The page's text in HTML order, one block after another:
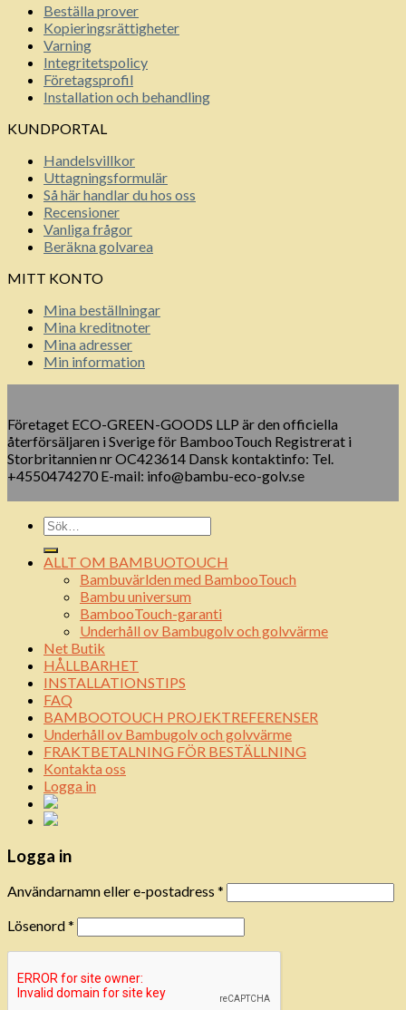
Beställa prover
Kopieringsrättigheter
Varning
Integritetspolicy
Företagsprofil
Installation och behandling
KUNDPORTAL
Handelsvillkor
Uttagningsformulär
Så här handlar du hos oss
Recensioner
Vanliga frågor
Beräkna golvarea
MITT KONTO
Mina beställningar
Mina kreditnoter
Mina adresser
Min information
Företaget ECO-GREEN-GOODS LLP är den officiella
återförsäljaren i Sverige för BambooTouch Registrerat i
Storbritannien nr OC423614 Dansk kontaktinfo: Tel.
+4550474270 E-mail: info@bambu-eco-golv.se
ALLT OM BAMBUOTOUCH
Bambuvärlden med BambooTouch
Bambu universum
BambooTouch-garanti
Underhåll ov Bambugolv och golvvärme
Net Butik
HÅLLBARHET
INSTALLATIONSTIPS
FAQ
BAMBOOTOUCH PROJEKTREFERENSER
Underhåll ov Bambugolv och golvvärme
FRAKTBETALNING FÖR BESTÄLLNING
Kontakta oss
Logga in
Logga in
Användarnamn eller e-postadress *
Lösenord*